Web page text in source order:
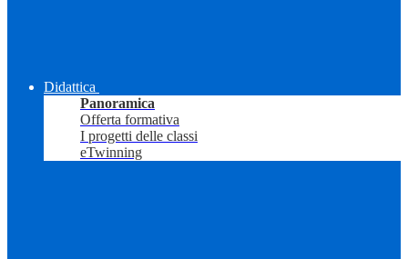
Didattica
Panoramica
Offerta formativa
I progetti delle classi
eTwinning